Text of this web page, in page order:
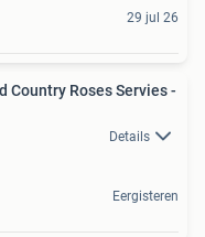
29 jul 26
Country Roses Servies -
Details
Eergisteren